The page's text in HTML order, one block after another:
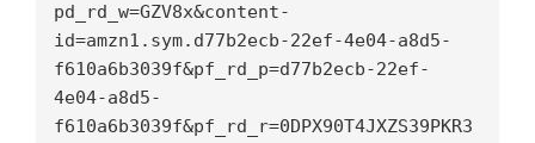
pd_rd_w=GZV8x&content-
id=amzn1.sym.d77b2ecb-22ef-4e04-a8d5-
f610a6b3039f&pf_rd_p=d77b2ecb-22ef-
4e04-a8d5-
f610a6b3039f&pf_rd_r=0DPX90T4JXZS39PKR3